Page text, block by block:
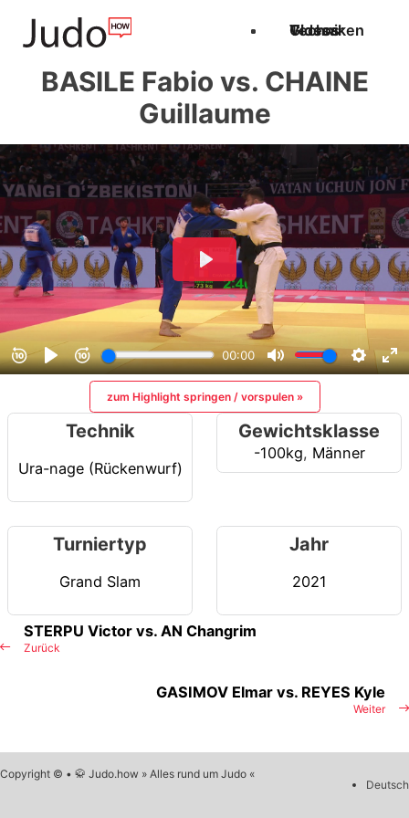
Techniken
Videos
Glossar
BASILE Fabio vs. CHAINE
Guillaume
zum Highlight springen / vorspulen »
Technik
Ura-nage (Rückenwurf)
Gewichtsklasse
-100kg, Männer
Turniertyp
Grand Slam
Jahr
2021
Zurück
STERPU Victor vs. AN Changrim
Weiter
GASIMOV Elmar vs. REYES Kyle
Copyright © • 🥋 Judo.how » Alles rund um Judo «
Deutsch